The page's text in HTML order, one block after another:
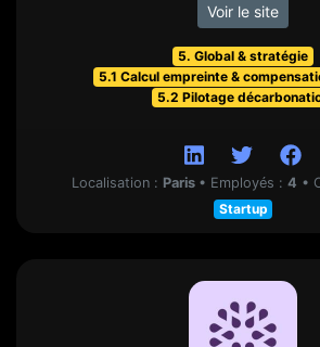
Voir le site
5. Global & stratégie
5.1 Calcul empreinte &
5.2 Pilotage
Localisation : Paris • Employés : 4 •
Startup